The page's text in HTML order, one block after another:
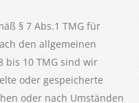
§ 7 Abs.1 TMG für
den allgemeinen
bis 10 TMG sind wir
oder gespeicherte
oder nach Umständen